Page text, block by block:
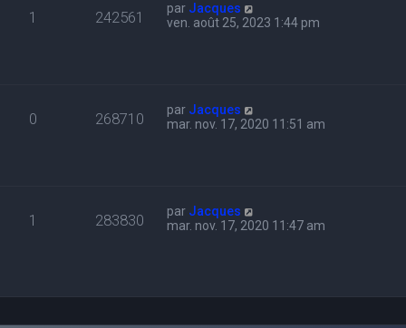
1 242561 par Jacques
ven. août 25, 2023 1:44 pm
0 268710 par Jacques
mar. nov. 17, 2020 11:51 am
1 283830 par Jacques
mar. nov. 17, 2020 11:47 am